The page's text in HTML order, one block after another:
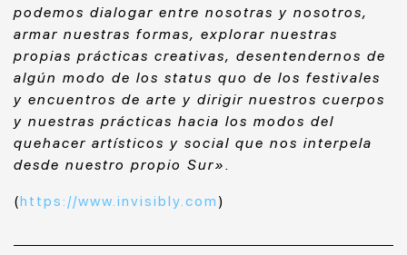
podemos dialogar entre nosotras y nosotros,
armar nuestras formas, explorar nuestras
propias prácticas creativas, desentendernos de
algún modo de los status quo de los festivales
y encuentros de arte y dirigir nuestros cuerpos
y nuestras prácticas hacia los modos del
quehacer artísticos y social que nos interpela
desde nuestro propio Sur».
(https://www.invisibly.com )